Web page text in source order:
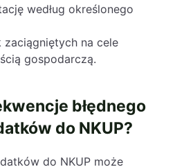
według określonego
na cele
gospodarczą.
błędnego
do NKUP?
do NKUP może